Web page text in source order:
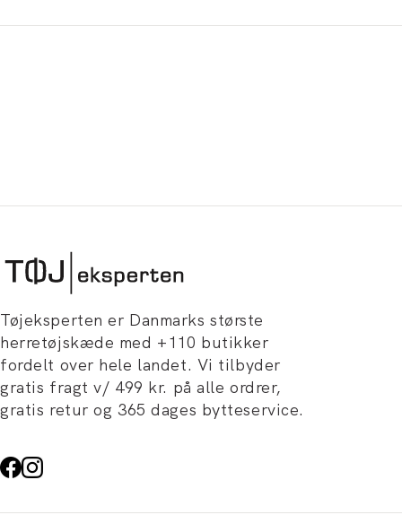
Tøjeksperten er Danmarks største
herretøjskæde med +110 butikker
fordelt over hele landet. Vi tilbyder
gratis fragt v/ 499 kr. på alle ordrer,
gratis retur og 365 dages bytteservice.